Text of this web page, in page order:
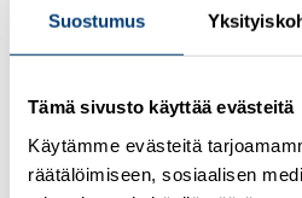
Suostumus
Tämä sivusto käyttää evästeitä
Käytämme evästeitä
räätälöimiseen, sosiaalisen
Kirjaudu sisään nähdäksesi
verkkokauppaa